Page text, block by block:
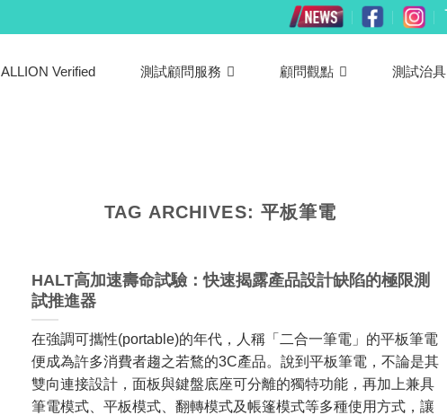
ALLION Verified 測試顧問服務 顧問觀點 測試治具
TAG ARCHIVES: 平板筆電
HALT高加速壽命試驗：快速揭露產品設計缺陷的極限測
試推進器
在強調可攜性(portable)的年代，人稱「二合一筆電」的平板筆電
便成為許多消費者趨之若鶩的3C產品。說到平板筆電，不論是其
雙向連接設計，面板與鍵盤底座可分離的獨特功能，再加上兼具
筆電模式、平板模式、翻轉模式及帳篷模式等多種使用方式，讓